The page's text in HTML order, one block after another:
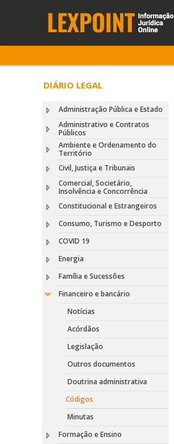
DIÁRIO LEGAL
Administração Pública e Estado
Administrativo e Contratos
Públicos
Ambiente e Ordenamento do
Território
Civil, Justiça e Tribunais
Comercial, Societário,
Insolvência e Concorrência
Constitucional e Estrangeiros
Consumo, Turismo e Desporto
COVID 19
Energia
Família e Sucessões
Financeiro e bancário
Notícias
Acórdãos
Legislação
Outros documentos
Doutrina administrativa
Códigos
Minutas
Formação e Ensino